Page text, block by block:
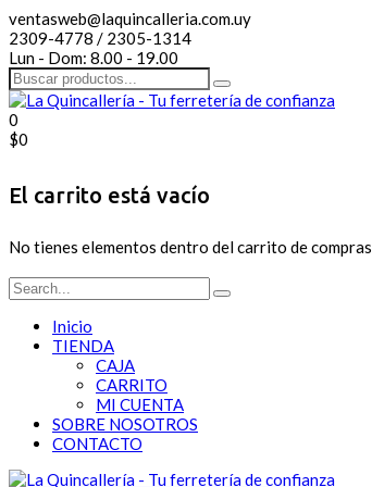
ventasweb@laquincalleria.com.uy
2309-4778 / 2305-1314
Lun - Dom: 8.00 - 19.00
0
$0
El carrito está vacío
No tienes elementos dentro del carrito de compras
Inicio
TIENDA
CAJA
CARRITO
MI CUENTA
SOBRE NOSOTROS
CONTACTO